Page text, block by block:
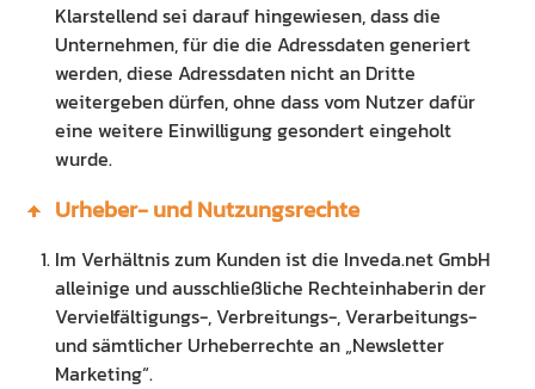
Klarstellend sei darauf hingewiesen, dass die
Unternehmen, für die die Adressdaten generiert
werden, diese Adressdaten nicht an Dritte
weitergeben dürfen, ohne dass vom Nutzer dafür
eine weitere Einwilligung gesondert eingeholt
wurde.
Urheber- und Nutzungsrechte
Im Verhältnis zum Kunden ist die Inveda.net GmbH
alleinige und ausschließliche Rechteinhaberin der
Vervielfältigungs-, Verbreitungs-, Verarbeitungs-
und sämtlicher Urheberrechte an „Newsletter
Marketing“.